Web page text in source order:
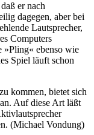
er nach
dagegen, aber bei
Lautsprecher,
Computers
»Pling« ebenso wie
Spiel läuft schon
kommen, bietet sich
Auf diese Art läßt
(Michael Vondung)